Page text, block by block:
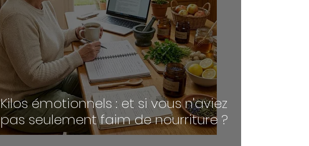
Kilos émotionnels : et si vous n'aviez
pas seulement faim de nourriture ?